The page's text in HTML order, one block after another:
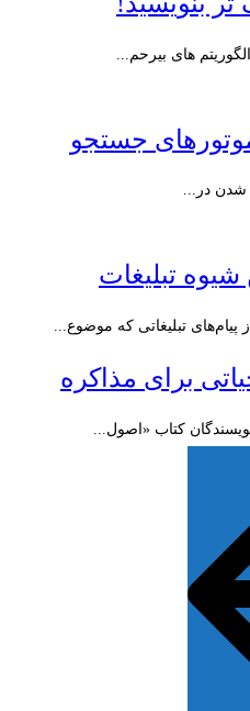
های بیرحم...
جستجو
شدن در...
شیوه تبلیغات
تبلیغاتی که موضوع...
برای مذاكره